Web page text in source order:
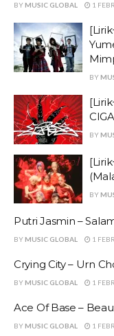
BY MUSIC GLOBAL 1
BY
BY
BY
Putri Jasmin –
BY MUSIC GLOBAL 1
Crying City – Urn
BY MUSIC GLOBAL 1
Ace Of Base –
BY MUSIC GLOBAL 1